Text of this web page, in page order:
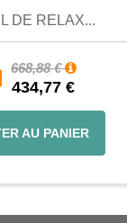
DE RELAX...
668,88 €
434,77 €
AU PANIER